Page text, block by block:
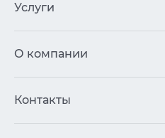
Услуги
О компании
Контакты